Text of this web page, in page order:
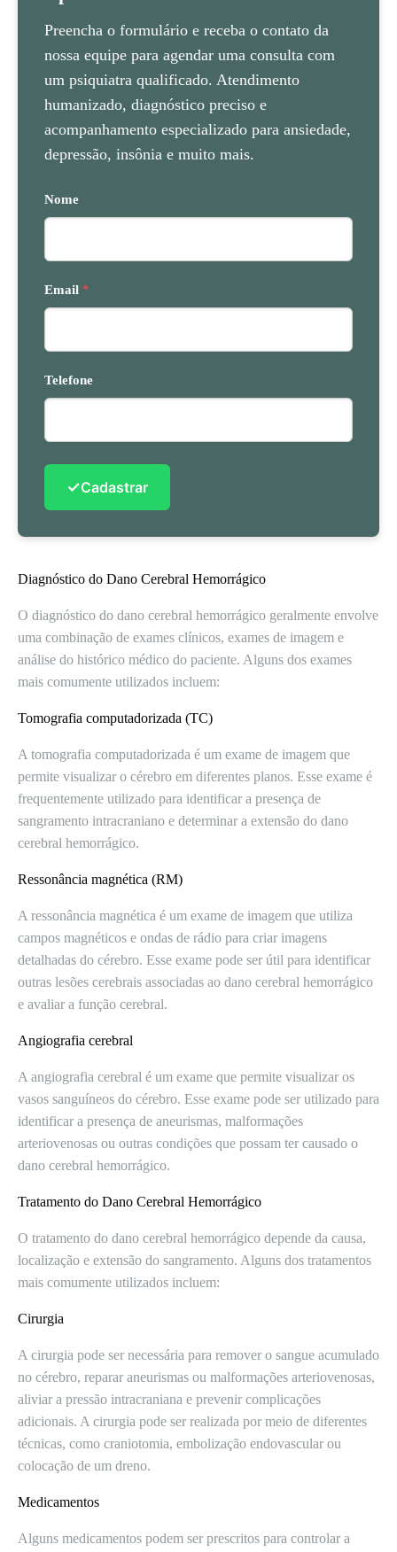
Preencha o formulário e receba o contato da
nossa equipe para agendar uma consulta com
um psiquiatra qualificado. Atendimento
humanizado, diagnóstico preciso e
acompanhamento especializado para ansiedade,
depressão, insônia e muito mais.
Nome
Email *
Telefone
✓Cadastrar
Diagnóstico do Dano Cerebral Hemorrágico
O diagnóstico do dano cerebral hemorrágico geralmente envolve
uma combinação de exames clínicos, exames de imagem e
análise do histórico médico do paciente. Alguns dos exames
mais comumente utilizados incluem:
Tomografia computadorizada (TC)
A tomografia computadorizada é um exame de imagem que
permite visualizar o cérebro em diferentes planos. Esse exame é
frequentemente utilizado para identificar a presença de
sangramento intracraniano e determinar a extensão do dano
cerebral hemorrágico.
Ressonância magnética (RM)
A ressonância magnética é um exame de imagem que utiliza
campos magnéticos e ondas de rádio para criar imagens
detalhadas do cérebro. Esse exame pode ser útil para identificar
outras lesões cerebrais associadas ao dano cerebral hemorrágico
e avaliar a função cerebral.
Angiografia cerebral
A angiografia cerebral é um exame que permite visualizar os
vasos sanguíneos do cérebro. Esse exame pode ser utilizado para
identificar a presença de aneurismas, malformações
arteriovenosas ou outras condições que possam ter causado o
dano cerebral hemorrágico.
Tratamento do Dano Cerebral Hemorrágico
O tratamento do dano cerebral hemorrágico depende da causa,
localização e extensão do sangramento. Alguns dos tratamentos
mais comumente utilizados incluem:
Cirurgia
A cirurgia pode ser necessária para remover o sangue acumulado
no cérebro, reparar aneurismas ou malformações arteriovenosas,
aliviar a pressão intracraniana e prevenir complicações
adicionais. A cirurgia pode ser realizada por meio de diferentes
técnicas, como craniotomia, embolização endovascular ou
colocação de um dreno.
Medicamentos
Alguns medicamentos podem ser prescritos para controlar a